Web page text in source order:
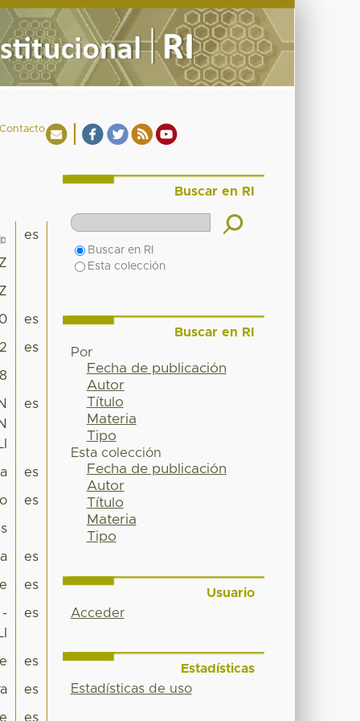
es
es
es
es
es
es
es
es
-
es
es
es
es
Buscar en RI
Buscar en RI
Esta colección
Buscar en RI
Por
Fecha de publicación
Autor
Título
Materia
Tipo
Esta colección
Fecha de publicación
Autor
Título
Materia
Tipo
Usuario
Acceder
Estadísticas
Estadísticas de uso